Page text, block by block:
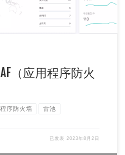
（应用程序防火
序防火墙 雷池
已发表 2023年8月2日